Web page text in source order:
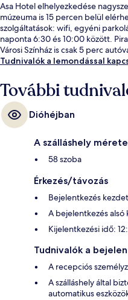
Asa Hotel elhelyezkedése
múzeuma is 15 percen belül
szolgáltatások: wifi, egyéni
naponta 6:30 és 10:00 között.
Városi Színház is csak 5 perc
Tudnivalók a lemondással
További
Dióhéjban
A szálláshely mérete
58 szoba
Érkezés/távozás
Bejelentkezés
A bejelentkezés alsó
Kijelentkezési idő:
Tudnivalók a
A recepciós
A szálláshely által
automatikus